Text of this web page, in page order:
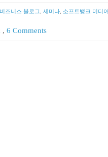
비즈니스 블로그 세미나, 소프트뱅크 미디
, 6 Comments